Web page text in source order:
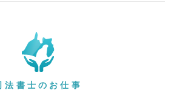
法書士のお仕事